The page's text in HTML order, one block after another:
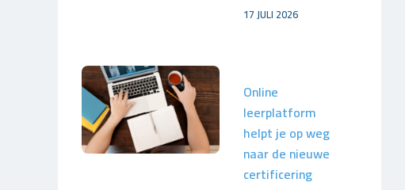
17 JULI 2026
Online
leerplatform
helpt je op weg
naar de nieuwe
certificering